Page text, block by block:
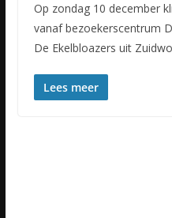
Op zondag 10 december
vanaf bezoekerscentrum
De Ekelbloazers uit
Lees meer